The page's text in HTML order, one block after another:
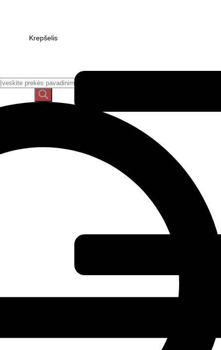
Krepšelis
Ieškoti: